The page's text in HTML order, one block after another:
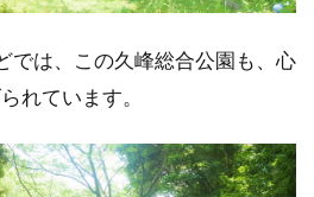
では、この久峰総合公園も、心
れています。